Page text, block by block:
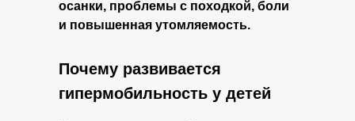
осанки, проблемы с походкой, боли
и повышенная утомляемость.
Почему развивается
гипермобильность у детей